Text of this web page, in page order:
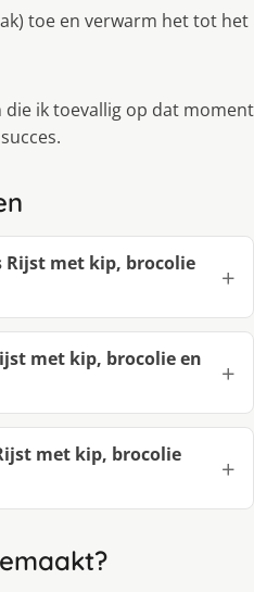
toe en verwarm het tot het
ik toevallig op dat moment
Rijst met kip, brocolie
met kip, brocolie en
met kip, brocolie